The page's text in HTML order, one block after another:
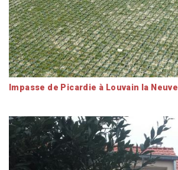
Impasse de Picardie à Louvain la Neuve